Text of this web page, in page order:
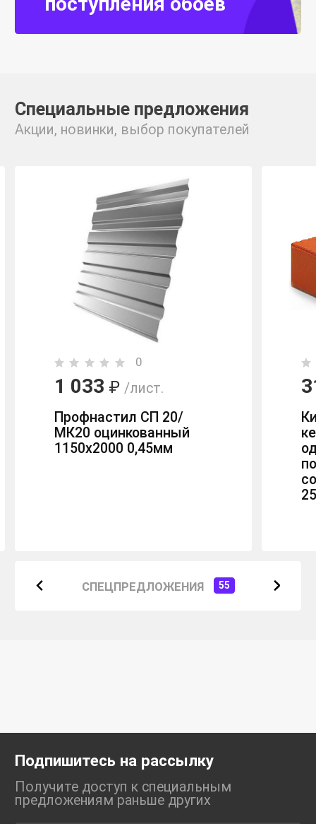
Специальные предложения
Акции, новинки, выбор покупателей
СПЕЦПРЕДЛОЖЕНИЯ 55
0
1 033 ₽ /лист.
Профнастил СП 20/
МК20 оцинкованный
1150х2000 0,45мм
Подпишитесь на рассылку
Получите доступ к специальным
предложениям раньше других